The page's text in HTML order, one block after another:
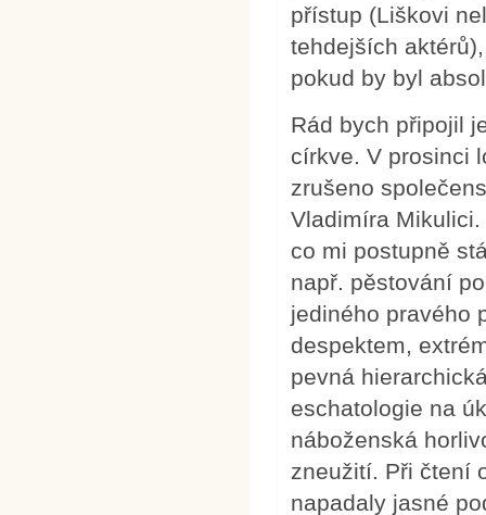
přístup (Liškovi
tehdejších
pokud by byl
Rád bych připojil
církve. V prosinci
zrušeno
Vladimíra
co mi postupně
např. pěstování
jediného pravého
despektem,
pevná
eschatologie na
náboženská
zneužití. Při čtení
napadaly jasné